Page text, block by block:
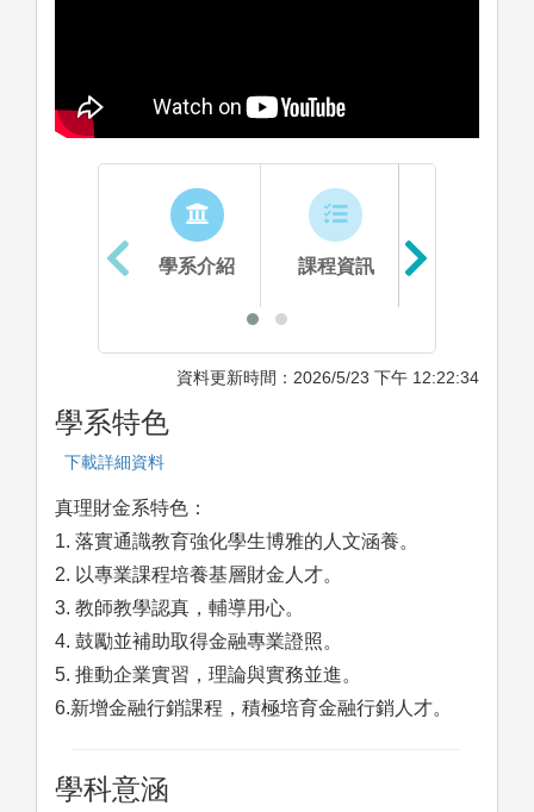
學系介紹 課程資訊
資料更新時間：2026/5/23 下午 12:22:34
學系特色
下載詳細資料
真理財金系特色：
1. 落實通識教育強化學生博雅的人文涵養。
2. 以專業課程培養基層財金人才。
3. 教師教學認真，輔導用心。
4. 鼓勵並補助取得金融專業證照。
5. 推動企業實習，理論與實務並進。
6.新增金融行銷課程，積極培育金融行銷人才。
學科意涵